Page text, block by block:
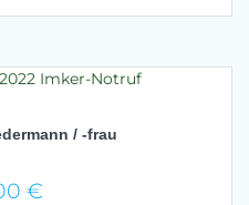
/ -frau
€